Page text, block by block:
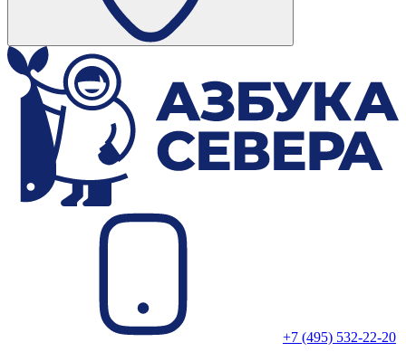
+7 (495) 532-22-20